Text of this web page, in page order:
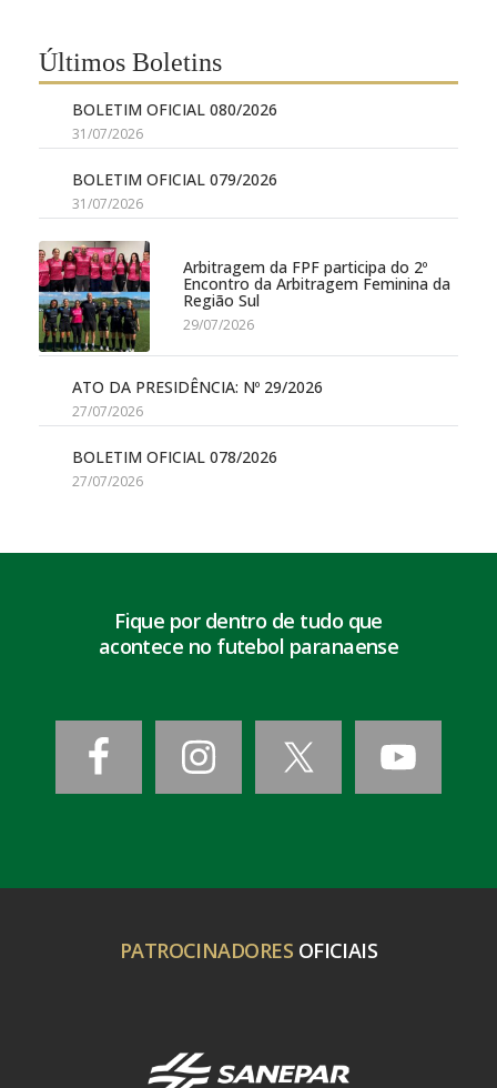
Últimos Boletins
BOLETIM OFICIAL 080/2026
31/07/2026
BOLETIM OFICIAL 079/2026
31/07/2026
Arbitragem da FPF participa do 2º
Encontro da Arbitragem Feminina da
Região Sul
29/07/2026
ATO DA PRESIDÊNCIA: Nº 29/2026
27/07/2026
BOLETIM OFICIAL 078/2026
27/07/2026
Fique por dentro de tudo que
acontece no futebol paranaense
PATROCINADORES OFICIAIS